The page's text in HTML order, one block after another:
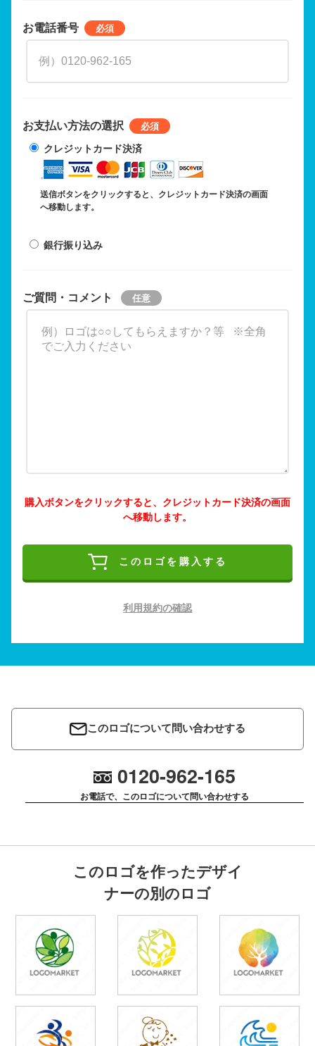
お電話番号
お支払い方法の選択
クレジットカード決済
送信ボタンをクリックすると、クレジットカード決済の画面
へ移動します。
銀行振り込み
ご質問・コメント
購入ボタンをクリックすると、クレジットカード決済の画面
へ移動します。
このロゴを購入する
利用規約の確認
このロゴについて問い合わせする
0120-962-165
お電話で、このロゴについて問い合わせする
このロゴを作ったデザイ
ナーの別のロゴ